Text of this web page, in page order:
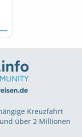
Kreuzfahrt
über 2 Millionen